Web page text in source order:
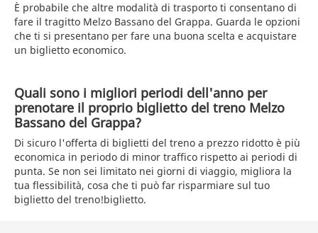
È probabile che altre modalità di trasporto ti consentano di
fare il tragitto Melzo Bassano del Grappa. Guarda le opzioni
che ti si presentano per fare una buona scelta e acquistare
un biglietto economico.
Quali sono i migliori periodi dell'anno per
prenotare il proprio biglietto del treno Melzo
Bassano del Grappa?
Di sicuro l'offerta di biglietti del treno a prezzo ridotto è più
economica in periodo di minor traffico rispetto ai periodi di
punta. Se non sei limitato nei giorni di viaggio, migliora la
tua flessibilità, cosa che ti può far risparmiare sul tuo
biglietto del treno!biglietto.